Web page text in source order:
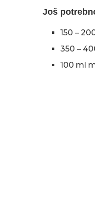
Još
150 –
350 –
100 ml